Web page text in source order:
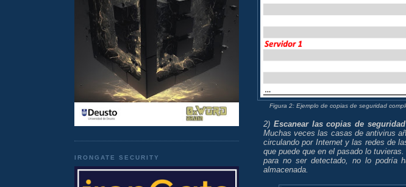
IRONGATE SECURITY
Figura 2: Ejemplo de copias de seguridad
2) Escanear las copias de
Muchas veces las casas de antivirus
circulando por Internet y las redes de
que puede que en el pasado lo
para no ser detectado, no lo podría
almacenada.